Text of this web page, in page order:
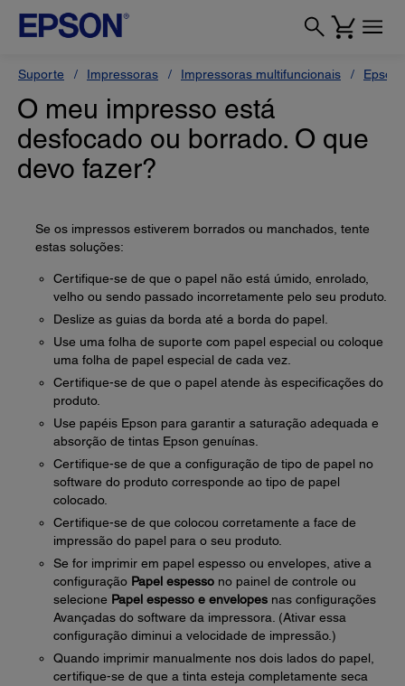
Suporte Impressoras Impressoras multifuncionais Epson
O meu impresso está
desfocado ou borrado. O que
devo fazer?
Se os impressos estiverem borrados ou manchados, tente
estas soluções:
Certifique-se de que o papel não está úmido, enrolado,
velho ou sendo passado incorretamente pelo seu produto.
Deslize as guias da borda até a borda do papel.
Use uma folha de suporte com papel especial ou coloque
uma folha de papel especial de cada vez.
Certifique-se de que o papel atende às especificações do
produto.
Use papéis Epson para garantir a saturação adequada e
absorção de tintas Epson genuínas.
Certifique-se de que a configuração de tipo de papel no
software do produto corresponde ao tipo de papel
colocado.
Certifique-se de que colocou corretamente a face de
impressão do papel para o seu produto.
Se for imprimir em papel espesso ou envelopes, ative a
configuração Papel espesso no painel de controle ou
selecione Papel espesso e envelopes nas configurações
Avançadas do software da impressora. (Ativar essa
configuração diminui a velocidade de impressão.)
Quando imprimir manualmente nos dois lados do papel,
certifique-se de que a tinta esteja completamente seca